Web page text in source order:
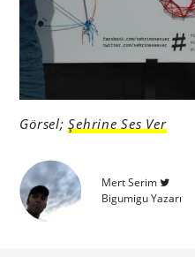
Görsel;Şehrine Ses Ver
Mert Serim
Bigumigu Yazarı